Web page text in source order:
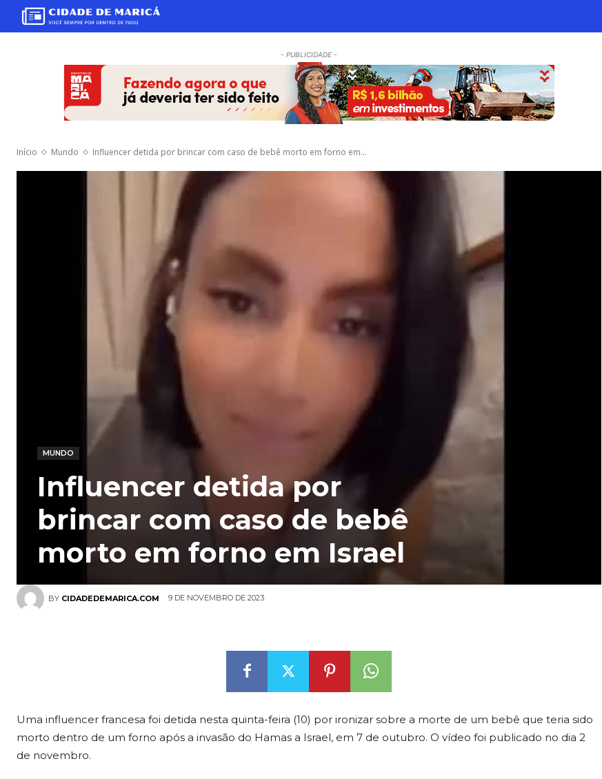
- PUBLICIDADE -
Início Mundo Influencer detida por brincar com caso de bebê morto em forno em...
BY CIDADEDEMARICA.COM 9 DE NOVEMBRO DE 2023
MUNDO
Influencer detida por
brincar com caso de bebê
morto em forno em Israel
Uma influencer francesa foi detida nesta quinta-feira (10) por ironizar sobre a morte de um bebê que teria sido
morto dentro de um forno após a invasão do Hamas a Israel, em 7 de outubro. O vídeo foi publicado no dia 2
de novembro.